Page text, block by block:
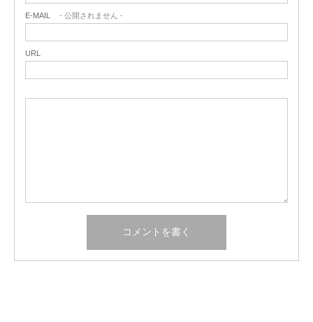
E-MAIL - 公開されません -
URL